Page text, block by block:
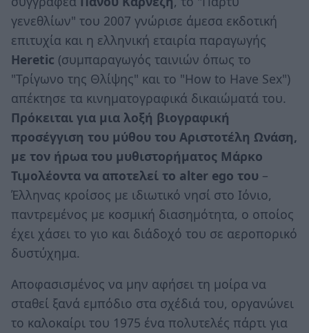
γενεθλίων" του 2007 γνώρισε άμεσα εκδοτική
επιτυχία και η ελληνική εταιρία παραγωγής
Heretic (συμπαραγωγός ταινιών όπως το
"Τρίγωνο της Θλίψης" και το "How to Have Sex")
απέκτησε τα κινηματογραφικά δικαιώματά του.
Πρόκειται για μια λοξή βιογραφική
προσέγγιση του μύθου του Αριστοτέλη Ωνάση,
με τον ήρωα του μυθιστορήματος Μάρκο
Τιμολέοντα να αποτελεί το alter ego του –
Έλληνας κροίσος με ιδιωτικό νησί στο Ιόνιο,
παντρεμένος με κοσμική διασημότητα, ο οποίος
έχει χάσει το γιο και διάδοχό του σε αεροπορικό
δυστύχημα.
Αποφασισμένος να μην αφήσει τη μοίρα να
σταθεί ξανά εμπόδιο στα σχέδιά του, οργανώνει
το καλοκαίρι του 1975 ένα πολυτελές πάρτι για